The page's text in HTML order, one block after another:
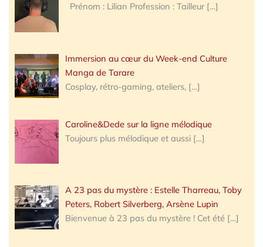
Prénom : Lilian Profession : Tailleur […]
Immersion au cœur du Week-end Culture
Manga de Tarare
Cosplay, rétro-gaming, ateliers, […]
Caroline&Dede sur la ligne mélodique
Toujours plus mélodique et aussi […]
A 23 pas du mystère : Estelle Tharreau, Toby
Peters, Robert Silverberg, Arsène Lupin
Bienvenue à 23 pas du mystère ! Cet été […]